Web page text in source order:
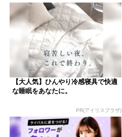
【大人気】ひんやり冷感寝具で快適
な睡眠をあなたに。
PR(アイリスプラザ)